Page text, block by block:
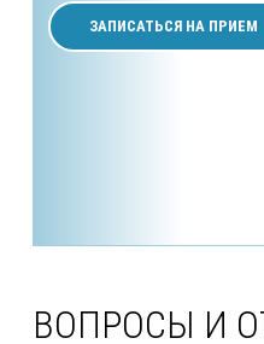
ЗАПИСАТЬСЯ НА ПРИЕМ
ВОПРОСЫ И